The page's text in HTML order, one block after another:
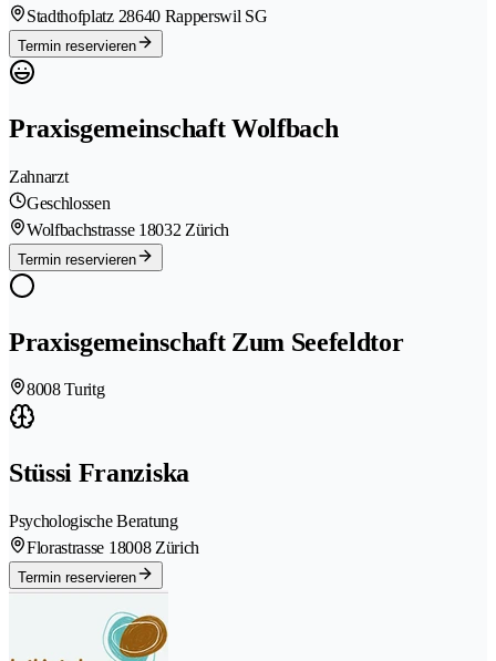
Stadthofplatz 28640 Rapperswil SG
Termin reservieren
Praxisgemeinschaft Wolfbach
Zahnarzt
Geschlossen
Wolfbachstrasse 18032 Zürich
Termin reservieren
Praxisgemeinschaft Zum Seefeldtor
8008 Turitg
Stüssi Franziska
Psychologische Beratung
Florastrasse 18008 Zürich
Termin reservieren